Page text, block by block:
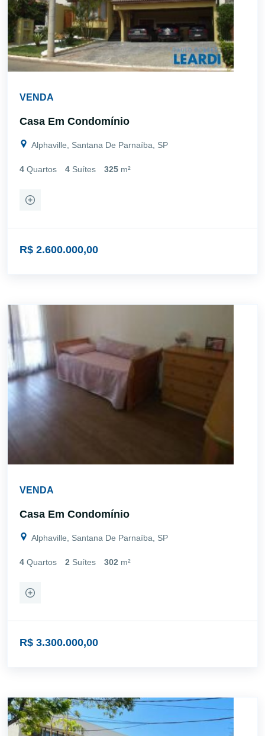
VENDA
Casa Em Condomínio
Alphaville, Santana De Parnaíba, SP
4 Quartos 4 Suítes 325 m²
R$ 2.600.000,00
VENDA
Casa Em Condomínio
Alphaville, Santana De Parnaíba, SP
4 Quartos 2 Suítes 302 m²
R$ 3.300.000,00